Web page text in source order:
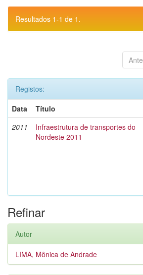
Resultados 1-1 de 1.
Registos:
Data
Título
2011
Infraestrutura de transportes do
Nordeste 2011
Refinar
Autor
LIMA, Mônica de Andrade